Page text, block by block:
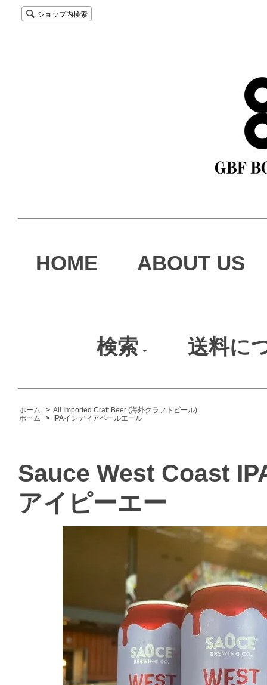
ショップ内検索
HOME ABOUT US
検索 送料に
ホーム > All Imported Craft Beer (海外クラフトビール)
ホーム
> IPAインディアペールエール
Sauce West Coast
アイピーエー